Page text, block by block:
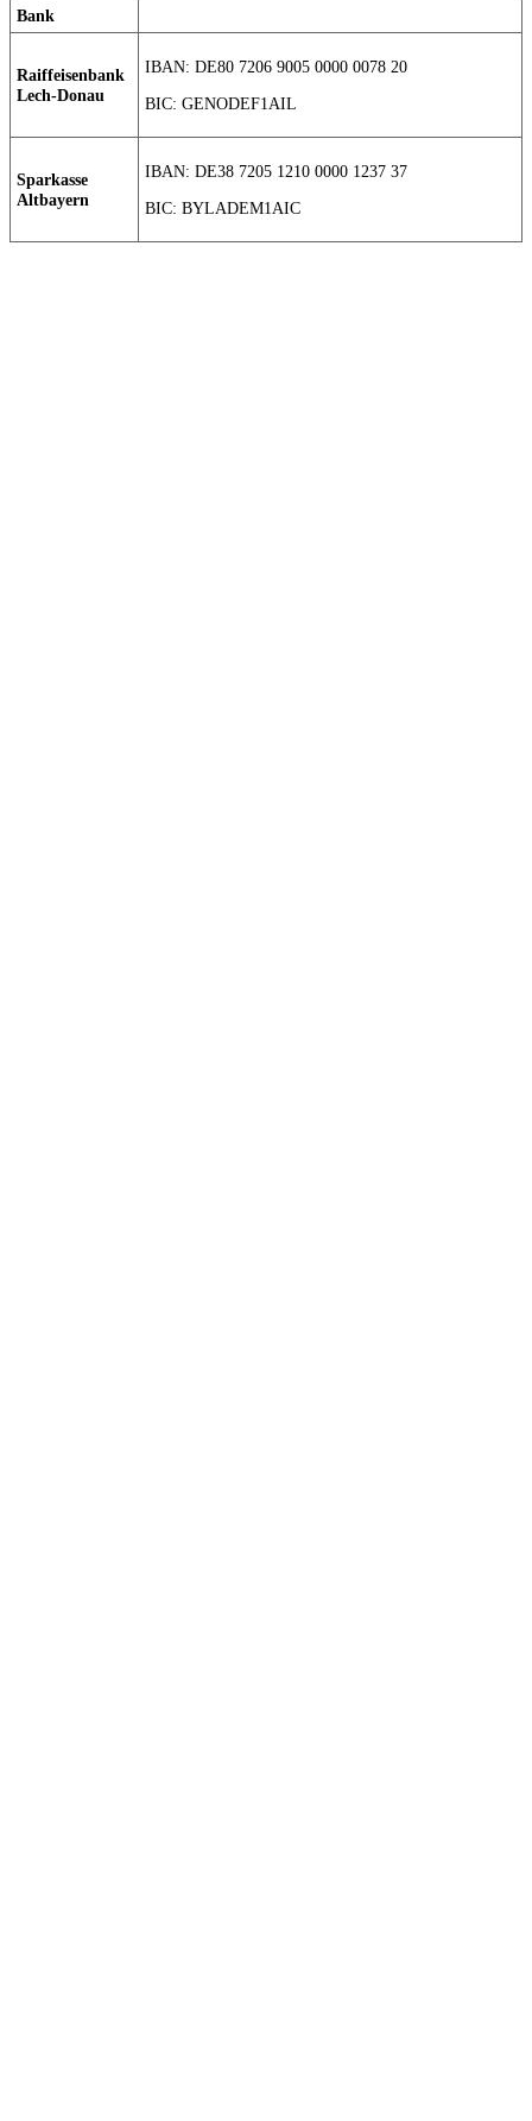
Bank
Raiffeisenbank
Lech-Donau
IBAN: DE80 7206 9005 0000 0078 20
BIC: GENODEF1AIL
Sparkasse
Altbayern
IBAN: DE38 7205 1210 0000 1237 37
BIC: BYLADEM1AIC